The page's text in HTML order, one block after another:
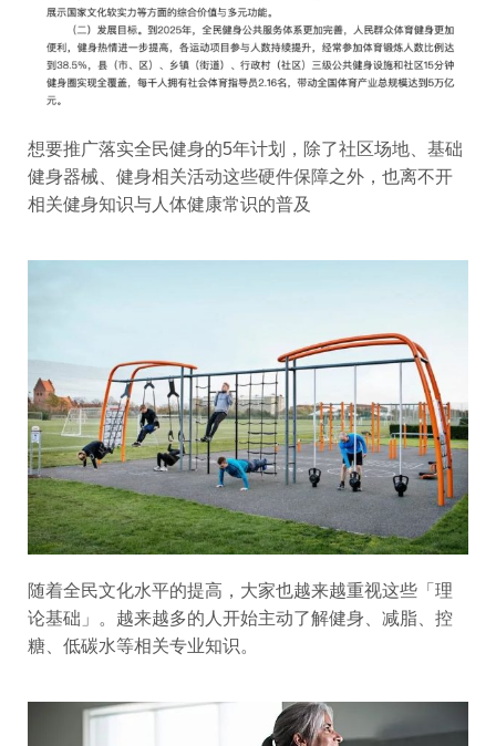
想要推广落实全民健身的5年计划，除了社区场地、基础
健身器械、健身相关活动这些硬件保障之外，也离不开
相关健身知识与人体健康常识的普及
随着全民文化水平的提高，大家也越来越重视这些「理
论基础」。越来越多的人开始主动了解健身、减脂、控
糖、低碳水等相关专业知识。